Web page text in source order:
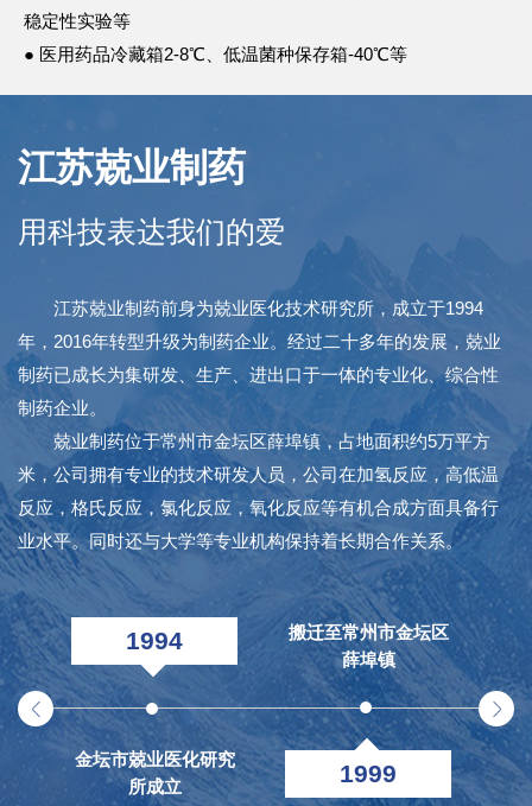
稳定性实验等
● 医用药品冷藏箱2-8℃、低温菌种保存箱-40℃等
江苏兢业制药
用科技表达我们的爱
江苏兢业制药前身为兢业医化技术研究所，成立于1994
年，2016年转型升级为制药企业。经过二十多年的发展，兢业
制药已成长为集研发、生产、进出口于一体的专业化、综合性
制药企业。
兢业制药位于常州市金坛区薛埠镇，占地面积约5万平方
米，公司拥有专业的技术研发人员，公司在加氢反应，高低温
反应，格氏反应，氯化反应，氧化反应等有机合成方面具备行
业水平。同时还与大学等专业机构保持着长期合作关系。
1994
金坛市兢业医化研究
所成立
1999
搬迁至常州市金坛区
薛埠镇
金